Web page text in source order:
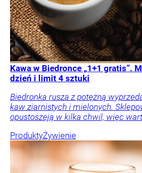
Kawa w Biedronce „1+1 gratis”.
dzień i limit 4 sztuki
Biedronka rusza z potężną
kaw ziarnistych i mielonych.
opustoszeją w kilka chwil, więc
ProduktyŻywienie